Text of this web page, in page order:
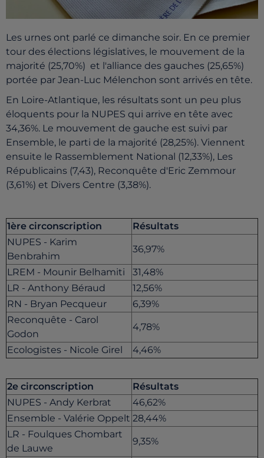
Les urnes ont parlé ce dimanche soir. En ce premier
tour des élections législatives, le mouvement de la
majorité (25,70%) et l'alliance des gauches (25,65%)
portée par Jean-Luc Mélenchon sont arrivés en tête.
En Loire-Atlantique, les résultats sont un peu plus
éloquents pour la NUPES qui arrive en tête avec
34,36%. Le mouvement de gauche est suivi par
Ensemble, le parti de la majorité (28,25%). Viennent
ensuite le Rassemblement National (12,33%), Les
Républicains (7,43), Reconquête d'Eric Zemmour
(3,61%) et Divers Centre (3,38%).
1ère circonscription
Résultats
NUPES - Karim
Benbrahim
36,97%
LREM - Mounir Belhamiti
31,48%
LR - Anthony Béraud
12,56%
RN - Bryan Pecqueur
6,39%
Reconquête - Carol
Godon
4,78%
Ecologistes - Nicole Girel 4,46%
2e circonscription
Résultats
NUPES - Andy Kerbrat
46,62%
Ensemble - Valérie Oppelt 28,44%
LR - Foulques Chombart
de Lauwe
9,35%